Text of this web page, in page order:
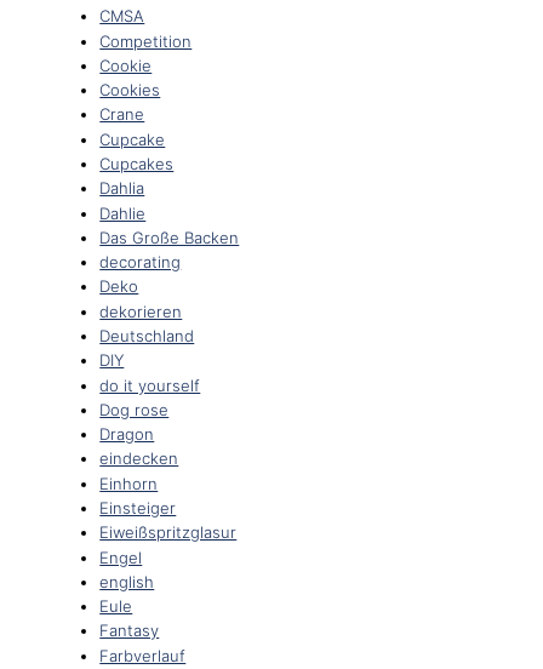
CMSA
Competition
Cookie
Cookies
Crane
Cupcake
Cupcakes
Dahlia
Dahlie
Das Große Backen
decorating
Deko
dekorieren
Deutschland
DIY
do it yourself
Dog rose
Dragon
eindecken
Einhorn
Einsteiger
Eiweißspritzglasur
Engel
english
Eule
Fantasy
Farbverlauf